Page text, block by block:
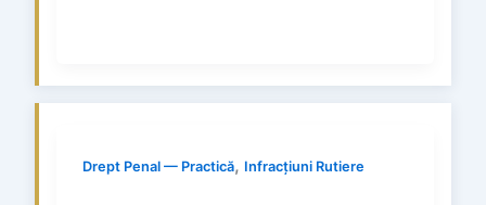
Drept Penal — Practică, Infracțiuni Rutiere